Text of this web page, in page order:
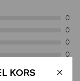
KORS
0
0
0
0